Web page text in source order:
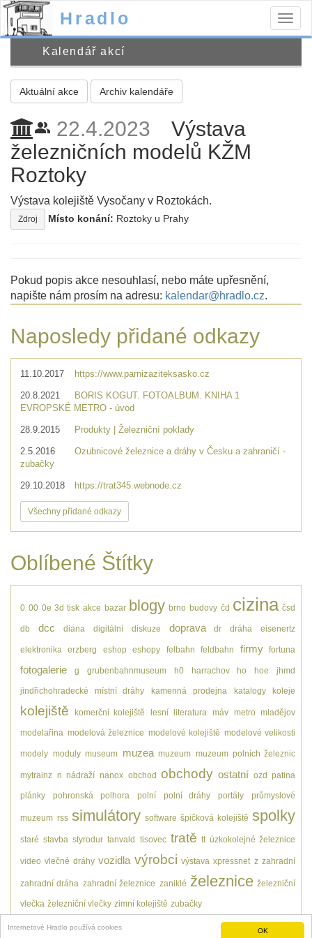
OK
Internetové Hradlo používá cookies
Hradlo
Kalendář akcí
Aktuální akce Archiv kalendáře
people_alt 22.4.2023
Výstava
železničních modelů KŽM
Roztoky
Výstava kolejiště Vysočany v Roztokách.
Zdroj Místo konání: Roztoky u Prahy
Pokud popis akce nesouhlasí, nebo máte upřesnění,
napište nám prosím na adresu: kalendar@hradlo.cz.
Naposledy přidané odkazy
11.10.2017 https://www.parnizaziteksasko.cz
20.8.2021
BORIS KOGUT. FOTOALBUM. KNIHA 1
EVROPSKÉ METRO - úvod
28.9.2015 Produkty | Železniční poklady
2.5.2016
Ozubnicové železnice a dráhy v Česku a zahraničí -
zubačky
29.10.2018 https://trat345.webnode.cz
Všechny přidané odkazy
Oblíbené Štítky
0 00 0e 3d tisk akce bazar blogy brno budovy čd cizina čsd
db dcc diana digitální diskuze doprava dr dráha eisenertz
elektronika erzberg eshop eshopy felbahn feldbahn firmy fortuna
fotogalerie g grubenbahnmuseum h0 harrachov ho hoe jhmd
jindřichohradecké místní dráhy kamenná prodejna katalogy koleje
kolejiště komerční kolejiště lesní literatura máv metro mladějov
modelařina modelová železnice modelové kolejiště modelové velikosti
modely moduly museum muzea muzeum muzeum polních železnic
mytrainz n nádraží nanox obchod obchody ostatní ozd patina
plánky pohronská polhora polní polní dráhy portály průmyslové
muzeum rss simulátory software špičková kolejiště spolky
staré stavba styrodur tanvald tisovec tratě tt úzkokolejné železnice
video vlečné dráhy vozidla výrobci výstava xpressnet z zahradní
zahradní dráha zahradní železnice zaniklé železnice železniční
vlečka železniční vlečky zimní kolejiště zubačky